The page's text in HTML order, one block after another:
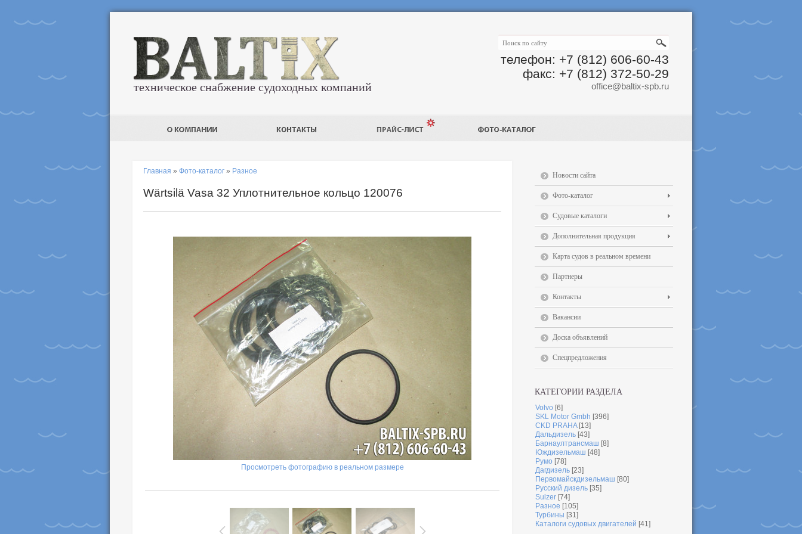
телефон: +7 (812) 606-60-43
факс: +7 (812) 372-50-29
office@baltix-spb.ru
техническое снабжение судоходных компаний
Главная » Фото-каталог » Разное
Wärtsilä Vasa 32 Уплотнительное кольцо 120076
Просмотреть фотографию в реальном размере
Новости сайта
Фото-каталог
Судовые каталоги
Дополнительная продукция
Карта судов в реальном времени
Партнеры
Контакты
Вакансии
Доска объявлений
Спецпредложения
КАТЕГОРИИ РАЗДЕЛА
Volvo [6]
SKL Motor Gmbh [396]
CKD PRAHA [13]
Дальдизель [43]
Барнаултрансмаш [8]
Юждизельмаш [48]
Румо [78]
Дагдизель [23]
Первомайскдизельмаш [80]
Русский дизель [35]
Sulzer [74]
Разное [105]
Турбины [31]
Каталоги судовых двигателей [41]